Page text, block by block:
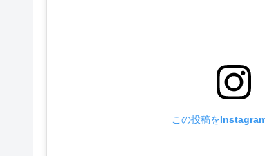
この投稿を